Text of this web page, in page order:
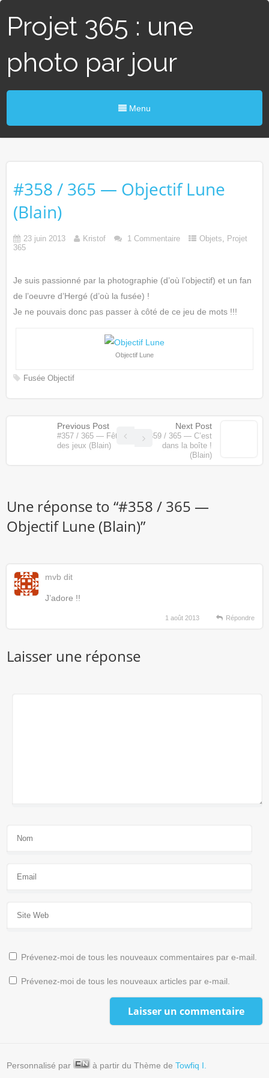
Projet 365 : une
photo par jour
Menu
#358 / 365 — Objectif Lune
(Blain)
23 juin 2013 Kristof 1 Commentaire Objets, Projet
365
Je suis passionné par la photographie (d’où l’objectif) et un fan
de l’oeuvre d’Hergé (d’où la fusée) !
Je ne pouvais donc pas passer à côté de ce jeu de mots !!!
Objectif Lune
Fusée Objectif
Previous Post
#357 / 365 — Fête
des jeux (Blain)
Next Post
#359 / 365 — C’est
dans la boîte !
(Blain)
Une réponse to “#358 / 365 —
Objectif Lune (Blain)”
mvb dit
J’adore !!
1 août 2013 Répondre
Laisser une réponse
Prévenez-moi de tous les nouveaux commentaires par e-mail.
Prévenez-moi de tous les nouveaux articles par e-mail.
Personnalisé par à partir du Thème deTowfiq I.